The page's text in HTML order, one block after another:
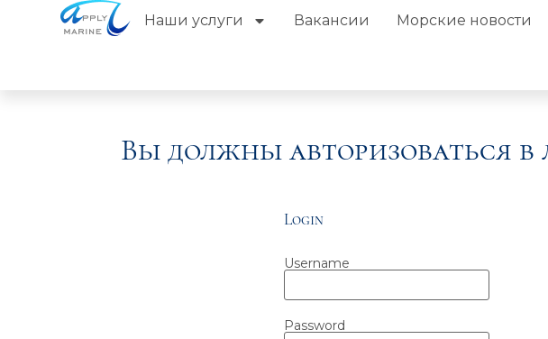
Наши услуги Вакансии Морские новости
Вы должны авторизоваться в
Login
Username
Password